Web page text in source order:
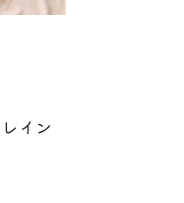
イン